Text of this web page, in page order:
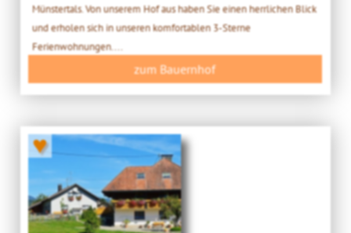
Münstertals. Von unserem Hof aus haben Sie einen herrlichen Blick
und erholen sich in unseren komfortablen 3-Sterne
Ferienwohnungen....
zum Bauernhof
♥